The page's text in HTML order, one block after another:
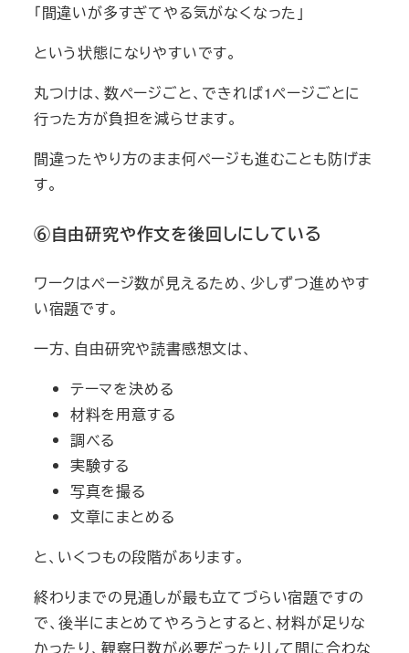
「間違いが多すぎてやる気がなくなった」
という状態になりやすいです。
丸つけは、数ページごと、できれば1ページごとに
行った方が負担を減らせます。
間違ったやり方のまま何ページも進むことも防げま
す。
⑥自由研究や作文を後回しにしている
ワークはページ数が見えるため、少しずつ進めやす
い宿題です。
一方、自由研究や読書感想文は、
テーマを決める
材料を用意する
調べる
実験する
写真を撮る
文章にまとめる
と、いくつもの段階があります。
終わりまでの見通しが最も立てづらい宿題ですの
で、後半にまとめてやろうとすると、材料が足りな
かったり、観察日数が必要だったりして間に合わな